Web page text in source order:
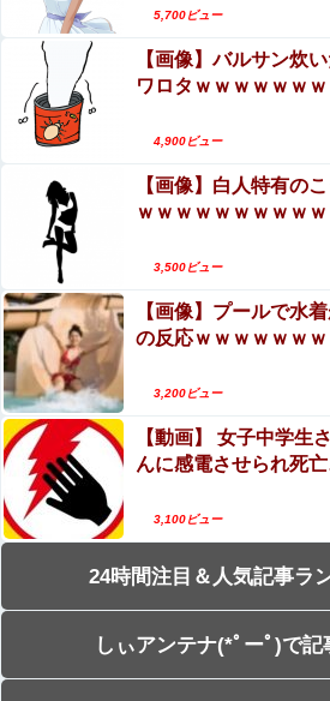
5,700ビュー
【画像】バルサン炊
ワロタｗｗｗｗｗｗｗ
4,900ビュー
【画像】白人特有の
ｗｗｗｗｗｗｗｗｗｗ
3,500ビュー
【画像】プールで水
の反応ｗｗｗｗｗｗｗ
3,200ビュー
【動画】 女子中学生
んに感電させられ死
3,100ビュー
24時間注目＆人気記事ラ
しぃアンテナ(*ﾟーﾟ)で